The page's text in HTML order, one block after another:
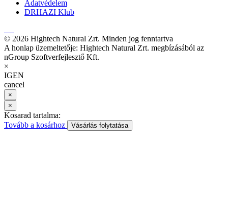
Adatvédelem
DRHAZI Klub
© 2026 Hightech Natural Zrt. Minden jog fenntartva
A honlap üzemeltetője: Hightech Natural Zrt. megbízásából az
nGroup Szoftverfejlesztő Kft.
×
IGEN
cancel
×
×
Kosarad tartalma:
Tovább a kosárhoz
Vásárlás folytatása